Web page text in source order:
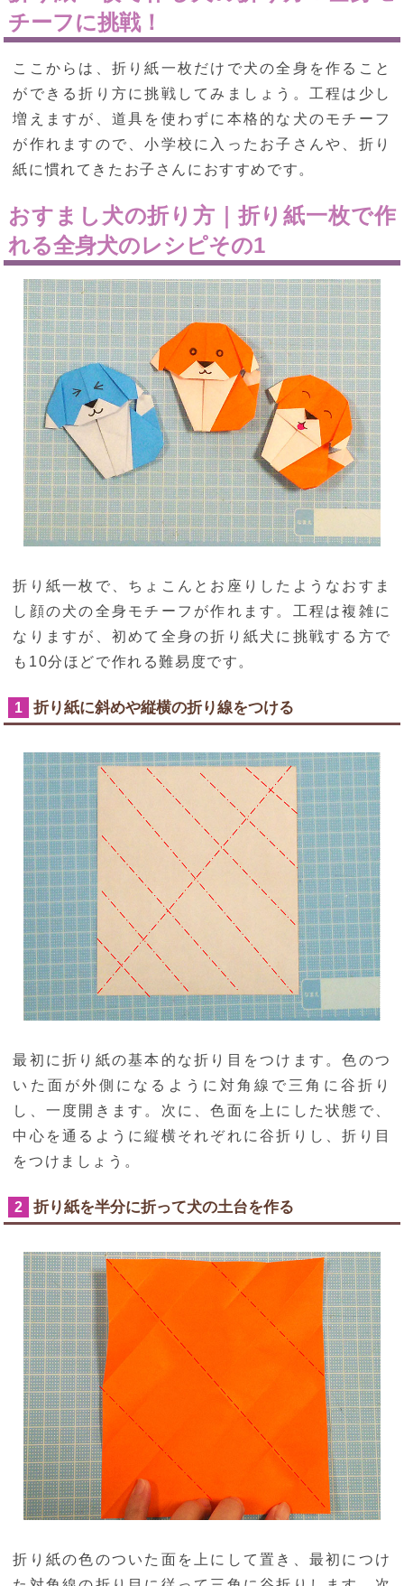
チーフに挑戦！
ここからは、折り紙一枚だけで犬の全身を作ること
ができる折り方に挑戦してみましょう。工程は少し
増えますが、道具を使わずに本格的な犬のモチーフ
が作れますので、小学校に入ったお子さんや、折り
紙に慣れてきたお子さんにおすすめです。
おすまし犬の折り方｜折り紙一枚で作
れる全身犬のレシピその1
折り紙一枚で、ちょこんとお座りしたようなおすま
し顔の犬の全身モチーフが作れます。工程は複雑に
なりますが、初めて全身の折り紙犬に挑戦する方で
も10分ほどで作れる難易度です。
1 折り紙に斜めや縦横の折り線をつける
最初に折り紙の基本的な折り目をつけます。色のつ
いた面が外側になるように対角線で三角に谷折り
し、一度開きます。次に、色面を上にした状態で、
中心を通るように縦横それぞれに谷折りし、折り目
をつけましょう。
2 折り紙を半分に折って犬の土台を作る
折り紙の色のついた面を上にして置き、最初につけ